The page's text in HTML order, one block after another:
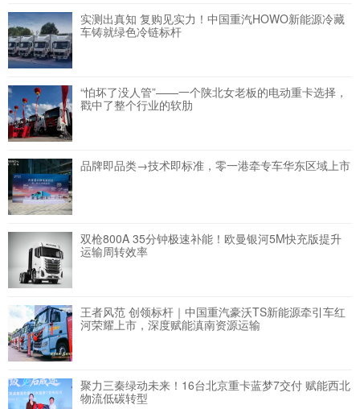
实测出真知 复购见实力！中国重汽HOWO新能源冷藏
车铸就绿色冷链标杆
“怕坏了没人管”——一个陕北女老板的电动重卡选择，
戳中了整个行业的软肋
品牌即品类→技术即标准，零一港牵专车华东区域上市
双枪800A 35分钟极速补能！欧曼银河5M快充版提升
运输周转效率
王者风范 创领标杆｜中国重汽豪沃TS新能源牵引车红
河荣耀上市，深度赋能滇南资源运输
聚力三秦绿动未来！16台北京重卡蓝梦7交付 赋能西北
物流低碳转型